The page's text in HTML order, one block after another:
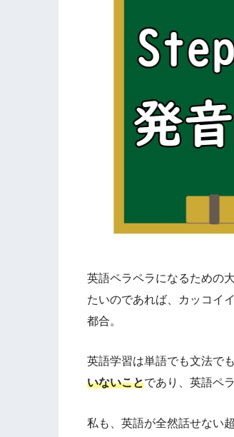
英語ペラペラになるための
たいのであれば、カッコイ
都合。
英語学習は単語でも文法で
いないことであり、英語ペ
私も、英語が全然話せない